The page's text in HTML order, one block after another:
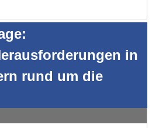
in
rund um die